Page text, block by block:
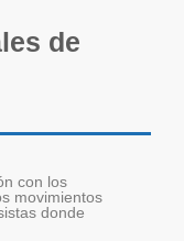
de
con los
movimientos
donde